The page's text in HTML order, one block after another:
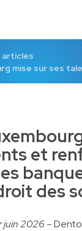
mise sur ses
et
des
juin 2026–